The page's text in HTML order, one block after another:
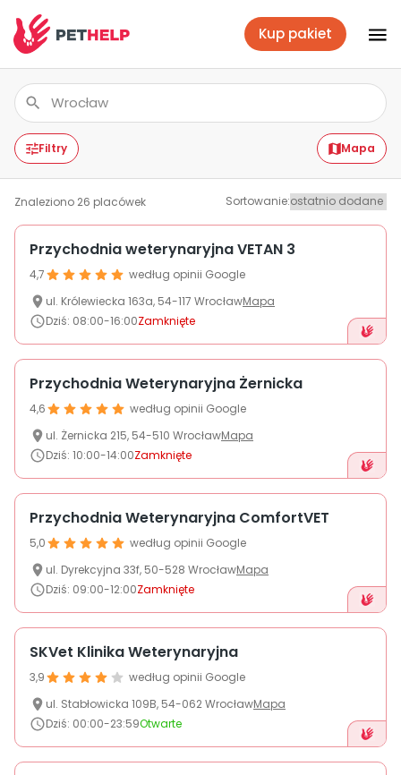
+48 790 277 277
EN
Pakiety weterynaryjne
Ubezpieczenie psa i kota
Benefit dla firm
O nas
Placówki
Zaloguj się
Kup pakiet
Filtry Mapa
Znaleziono 26 placówek Sortowanie:
Przychodnia weterynaryjna VETAN 3
4,7
według opinii Google
ul. Królewiecka 163a, 54-117 WrocławMapa
Dziś: 08:00-16:00Zamknięte
Przychodnia Weterynaryjna Żernicka
4,6
według opinii Google
ul. Żernicka 215, 54-510 WrocławMapa
Dziś: 10:00-14:00Zamknięte
Przychodnia Weterynaryjna ComfortVET
5,0
według opinii Google
ul. Dyrekcyjna 33f, 50-528 WrocławMapa
Dziś: 09:00-12:00Zamknięte
SKVet Klinika Weterynaryjna
3,9
według opinii Google
ul. Stabłowicka 109B, 54-062WrocławMapa
Dziś: 00:00-23:59Otwarte